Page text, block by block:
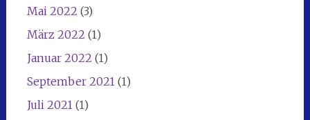
Mai 2022 (3)
März 2022 (1)
Januar 2022 (1)
September 2021 (1)
Juli 2021 (1)